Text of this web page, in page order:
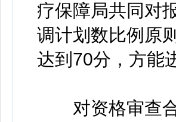
疗保障局共同对
调计划数比例原
达到70分，方能
对资格审查合